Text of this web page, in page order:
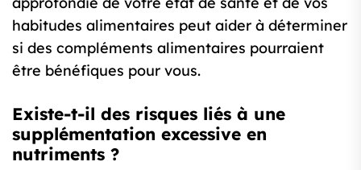
habitudes alimentaires peut aider à déterminer
si des compléments alimentaires pourraient
être bénéfiques pour vous.
Existe-t-il des risques liés à une
supplémentation excessive en
nutriments ?